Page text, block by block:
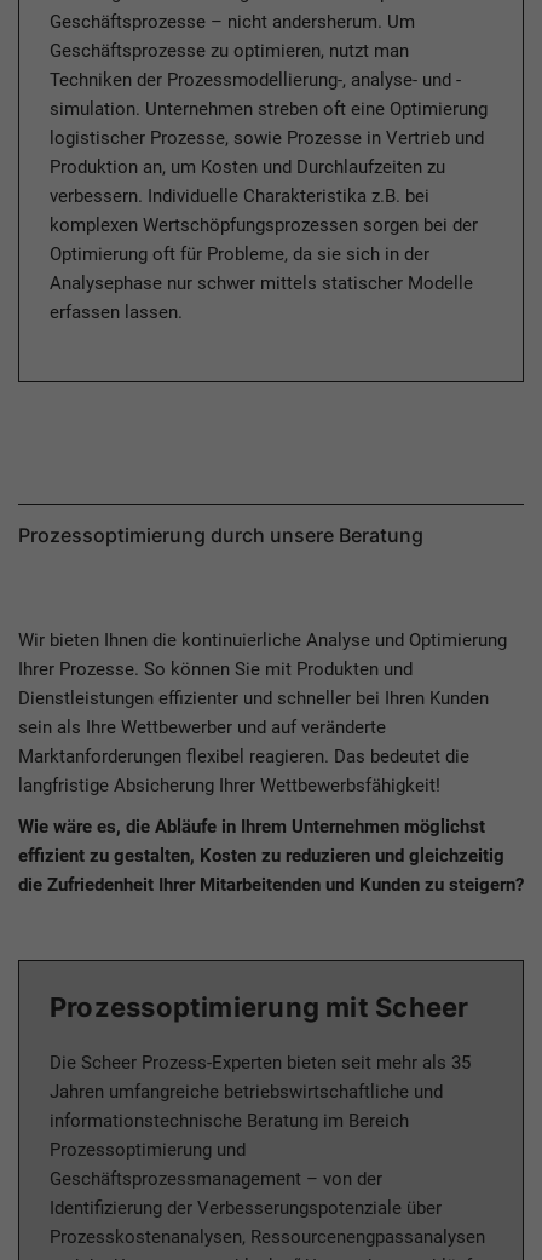
Geschäftsprozesse – nicht andersherum. Um
Geschäftsprozesse zu optimieren, nutzt man
Techniken der Prozessmodellierung-, analyse- und -
simulation. Unternehmen streben oft eine Optimierung
logistischer Prozesse, sowie Prozesse in Vertrieb und
Produktion an, um Kosten und Durchlaufzeiten zu
verbessern. Individuelle Charakteristika z.B. bei
komplexen Wertschöpfungsprozessen sorgen bei der
Optimierung oft für Probleme, da sie sich in der
Analysephase nur schwer mittels statischer Modelle
erfassen lassen.
Prozessoptimierung durch unsere Beratung
Wir bieten Ihnen die kontinuierliche Analyse und Optimierung
Ihrer Prozesse. So können Sie mit Produkten und
Dienstleistungen effizienter und schneller bei Ihren Kunden
sein als Ihre Wettbewerber und auf veränderte
Marktanforderungen flexibel reagieren. Das bedeutet die
langfristige Absicherung Ihrer Wettbewerbsfähigkeit!
Wie wäre es, die Abläufe in Ihrem Unternehmen möglichst
effizient zu gestalten, Kosten zu reduzieren und gleichzeitig
die Zufriedenheit Ihrer Mitarbeitenden und Kunden zu steigern?
Prozessoptimierung mit Scheer
Die Scheer Prozess-Experten bieten seit mehr als 35
Jahren umfangreiche betriebswirtschaftliche und
informationstechnische Beratung im Bereich
Prozessoptimierung und
Geschäftsprozessmanagement – von der
Identifizierung der Verbesserungspotenziale über
Prozesskostenanalysen, Ressourcenengpassanalysen